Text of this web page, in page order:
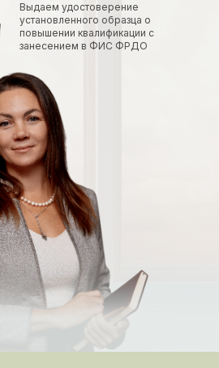
Выдаем удостоверение
установленного образца о
повышении квалификации с
занесением в ФИС ФРДО